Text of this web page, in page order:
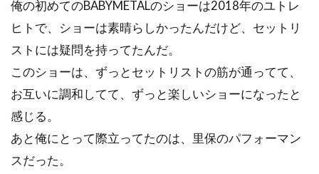
俺の初めてのBABYMETALのショーは2018年のユトレ
ヒトで、ショーは素晴らしかったんだけど、セットリ
ストには疑問を持ってたんだ。
このショーは、ずっとセットリストの筋が通ってて、
お互いに調和してて、ずっと楽しいショーになったと
感じる。
あと俺にとって際立ってたのは、里保のパフォーマン
スだった。